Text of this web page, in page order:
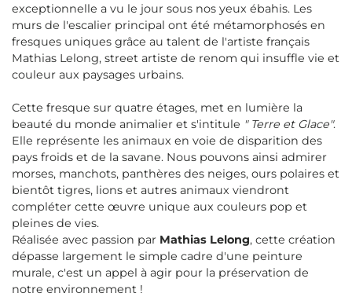
exceptionnelle a vu le jour sous nos yeux ébahis. Les
murs de l'escalier principal ont été métamorphosés en
fresques uniques grâce au talent de l'artiste français
Mathias Lelong, street artiste de renom qui insuffle vie et
couleur aux paysages urbains.
Cette fresque sur quatre étages, met en lumière la
beauté du monde animalier et s'intitule " Terre et Glace".
Elle représente les animaux en voie de disparition des
pays froids et de la savane. Nous pouvons ainsi admirer
morses, manchots, panthères des neiges, ours polaires et
bientôt tigres, lions et autres animaux viendront
compléter cette œuvre unique aux couleurs pop et
pleines de vies.
Réalisée avec passion par Mathias Lelong, cette création
dépasse largement le simple cadre d'une peinture
murale, c'est un appel à agir pour la préservation de
notre environnement !